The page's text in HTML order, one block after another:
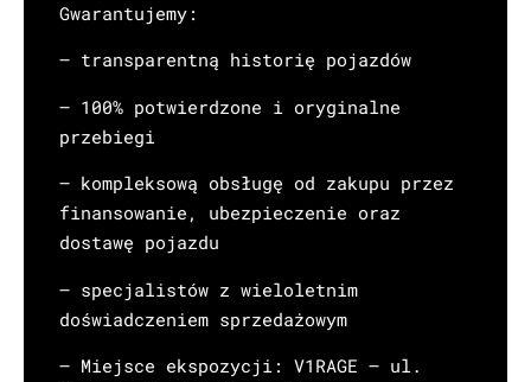
Gwarantujemy:
– transparentną historię pojazdów
– 100% potwierdzone i oryginalne
przebiegi
– kompleksową obsługę od zakupu przez
finansowanie, ubezpieczenie oraz
dostawę pojazdu
– specjalistów z wieloletnim
doświadczeniem sprzedażowym
– Miejsce ekspozycji: V1RAGE – ul.